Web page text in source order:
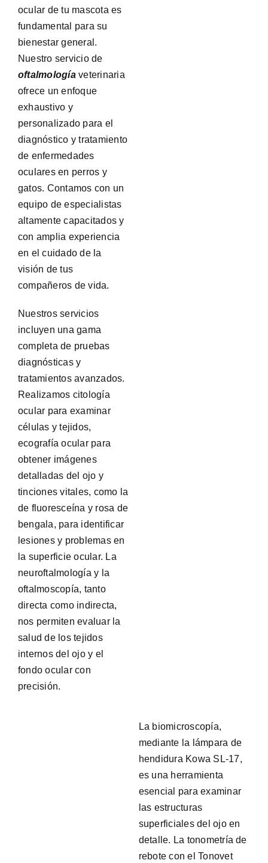
ocular de tu mascota es
fundamental para su
bienestar general.
Nuestro servicio de
oftalmología veterinaria
ofrece un enfoque
exhaustivo y
personalizado para el
diagnóstico y tratamiento
de enfermedades
oculares en perros y
gatos. Contamos con un
equipo de especialistas
altamente capacitados y
con amplia experiencia
en el cuidado de la
visión de tus
compañeros de vida.
Nuestros servicios
incluyen una gama
completa de pruebas
diagnósticas y
tratamientos avanzados.
Realizamos citología
ocular para examinar
células y tejidos,
ecografía ocular para
obtener imágenes
detalladas del ojo y
tinciones vitales, como la
de fluoresceína y rosa de
bengala, para identificar
lesiones y problemas en
la superficie ocular. La
neuroftalmología y la
oftalmoscopía, tanto
directa como indirecta,
nos permiten evaluar la
salud de los tejidos
internos del ojo y el
fondo ocular con
precisión.
La biomicroscopía,
mediante la lámpara de
hendidura Kowa SL-17,
es una herramienta
esencial para examinar
las estructuras
superficiales del ojo en
detalle. La tonometría de
rebote con el Tonovet